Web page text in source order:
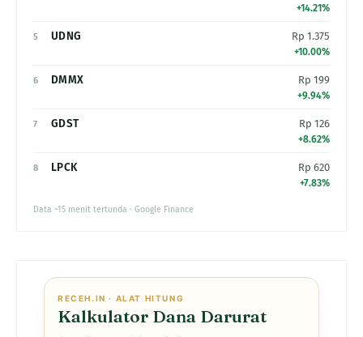
+14.21%
5 UDNG Rp 1.375
+10.00%
6 DMMX Rp 199
+9.94%
7 GDST Rp 126
+8.62%
8 LPCK Rp 620
+7.83%
Data ~15 menit tertunda · Google Finance
RECEH.IN · ALAT HITUNG
Kalkulator Dana Darurat